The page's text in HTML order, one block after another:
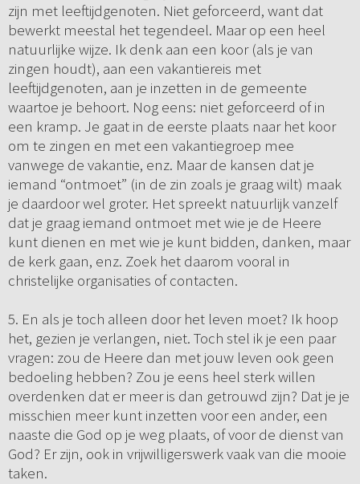
zijn met leeftijdgenoten. Niet geforceerd, want dat
bewerkt meestal het tegendeel. Maar op een heel
natuurlijke wijze. Ik denk aan een koor (als je van
zingen houdt), aan een vakantiereis met
leeftijdgenoten, aan je inzetten in de gemeente
waartoe je behoort. Nog eens: niet geforceerd of in
een kramp. Je gaat in de eerste plaats naar het koor
om te zingen en met een vakantiegroep mee
vanwege de vakantie, enz. Maar de kansen dat je
iemand “ontmoet” (in de zin zoals je graag wilt) maak
je daardoor wel groter. Het spreekt natuurlijk vanzelf
dat je graag iemand ontmoet met wie je de Heere
kunt dienen en met wie je kunt bidden, danken, maar
de kerk gaan, enz. Zoek het daarom vooral in
christelijke organisaties of contacten.
5. En als je toch alleen door het leven moet? Ik hoop
het, gezien je verlangen, niet. Toch stel ik je een paar
vragen: zou de Heere dan met jouw leven ook geen
bedoeling hebben? Zou je eens heel sterk willen
overdenken dat er meer is dan getrouwd zijn? Dat je je
misschien meer kunt inzetten voor een ander, een
naaste die God op je weg plaats, of voor de dienst van
God? Er zijn, ook in vrijwilligerswerk vaak van die mooie
taken.